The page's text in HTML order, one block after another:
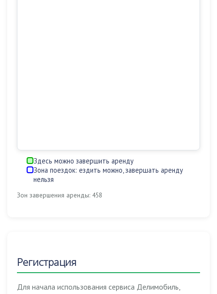
Здесь можно завершить аренду
Зона поездок: ездить можно, завершать аренду
нельзя
Зон завершения аренды: 458
Регистрация
Для начала использования сервиса Делимобиль,